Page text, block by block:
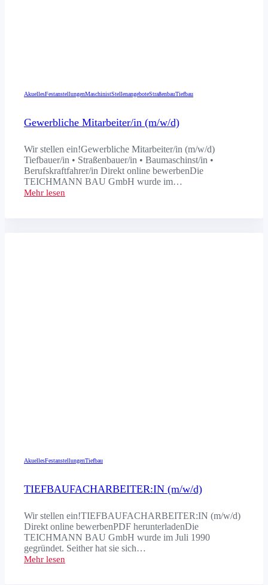
AkuellesFestanstellungenMaschinistStellenangeboteStraßenbauTiefbau
Gewerbliche Mitarbeiter/in (m/w/d)
Wir stellen ein!Gewerbliche Mitarbeiter/in (m/w/d)
Tiefbauer/in • Straßenbauer/in • Baumaschinst/in •
Berufskraftfahrer/in Direkt online bewerbenDie
TEICHMANN BAU GmbH wurde im…
Mehr lesen
AkuellesFestanstellungenTiefbau
TIEFBAU­FACHARBEITER:IN (m/w/d)
Wir stellen ein!TIEFBAUFACHARBEITER:IN (m/w/d)
Direkt online bewerbenPDF herunterladenDie
TEICHMANN BAU GmbH wurde im Juli 1990
gegründet. Seither hat sie sich…
Mehr lesen